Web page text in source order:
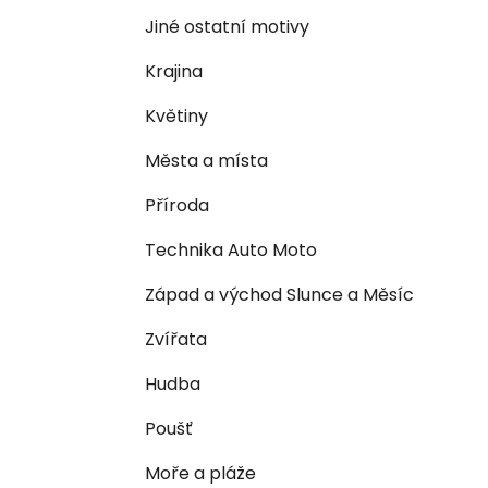
Jiné ostatní motivy
Krajina
Květiny
Města a místa
Příroda
Technika Auto Moto
Západ a východ Slunce a Měsíc
Zvířata
Hudba
Poušť
Moře a pláže